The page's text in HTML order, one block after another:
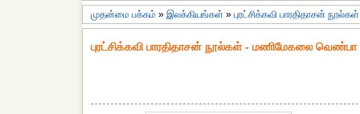
முதன்மை பக்கம் » இலக்கியங்கள் » புரட்சிக்கவி பாரதிதாசன் நூல்கள்
புரட்சிக்கவி பாரதிதாசன் நூல்கள் - மணிமேகலை வெண்பா